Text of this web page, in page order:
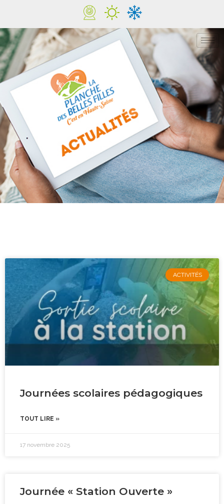
ACTIVITÉS
Journées scolaires pédagogiques
TOUT LIRE »
17 novembre 2025
Journée « Station Ouverte »